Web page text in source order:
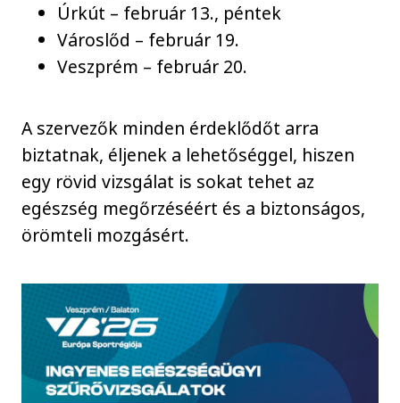
Úrkút – február 13., péntek
Városlőd – február 19.
Veszprém – február 20.
A szervezők minden érdeklődőt arra
biztatnak, éljenek a lehetőséggel, hiszen
egy rövid vizsgálat is sokat tehet az
egészség megőrzéséért és a biztonságos,
örömteli mozgásért.